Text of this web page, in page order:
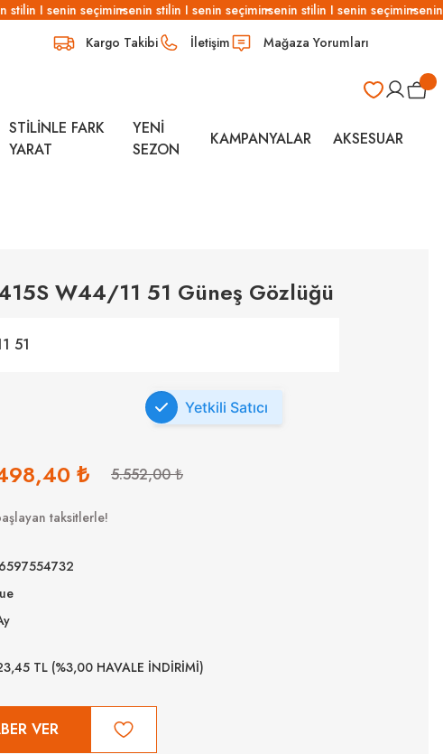
I senin seçiminsenin stilin I senin seçiminsenin stilin I senin seçiminsenin
Kargo Takibi İletişim Mağaza Yorumları
STİLİNLE FARK
YARAT
YENİ
SEZON
KAMPANYALAR AKSESUAR
W44/11 51 Güneş Gözlüğü
51
Yetkili Satıcı
₺ 5.552,00 ₺
taksitlerle!
TL (%3,00 HAVALE İNDİRİMİ)
VER